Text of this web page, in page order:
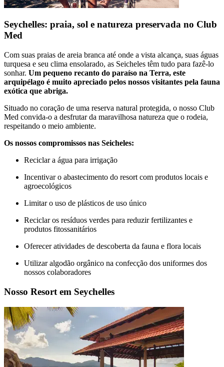
Seychelles: praia, sol e natureza preservada no Club
Med
Com suas praias de areia branca até onde a vista alcança, suas águas
turquesa e seu clima ensolarado, as Seicheles têm tudo para fazê-lo
sonhar. Um pequeno recanto do paraíso na Terra, este
arquipélago é muito apreciado pelos nossos visitantes pela fauna
exótica que abriga.
Situado no coração de uma reserva natural protegida, o nosso Club
Med convida-o a desfrutar da maravilhosa natureza que o rodeia,
respeitando o meio ambiente.
Os nossos compromissos nas Seicheles:
Reciclar a água para irrigação
Incentivar o abastecimento do resort com produtos locais e
agroecológicos
Limitar o uso de plásticos de uso único
Reciclar os resíduos verdes para reduzir fertilizantes e
produtos fitossanitários
Oferecer atividades de descoberta da fauna e flora locais
Utilizar algodão orgânico na confecção dos uniformes dos
nossos colaboradores
Nosso Resort em Seychelles